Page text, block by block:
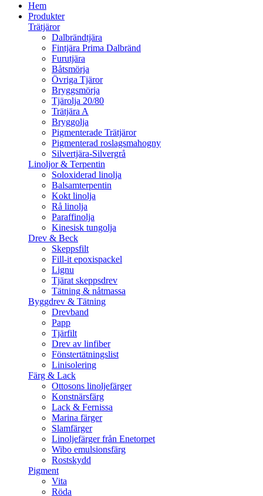
Hem
Produkter
Trätjäror
Dalbrändtjära
Fintjära Prima Dalbränd
Furutjära
Båtsmörja
Övriga Tjäror
Bryggsmörja
Tjärolja 20/80
Trätjära A
Bryggolja
Pigmenterade Trätjäror
Pigmenterad roslagsmahogny
Silvertjära-Silvergrå
Linoljor & Terpentin
Soloxiderad linolja
Balsamterpentin
Kokt linolja
Rå linolja
Paraffinolja
Kinesisk tungolja
Drev & Beck
Skeppsfilt
Fill-it epoxispackel
Lignu
Tjärat skeppsdrev
Tätning & nåtmassa
Byggdrev & Tätning
Drevband
Papp
Tjärfilt
Drev av linfiber
Fönstertätningslist
Linisolering
Färg & Lack
Ottosons linoljefärger
Konstnärsfärg
Lack & Fernissa
Marina färger
Slamfärger
Linoljefärger från Enetorpet
Wibo emulsionsfärg
Rostskydd
Pigment
Vita
Röda